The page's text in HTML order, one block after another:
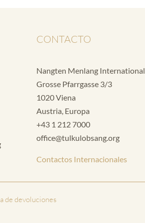
CONTACTO
Nangten Menlang International
Grosse Pfarrgasse 3/3
1020 Viena
Austria, Europa
+43 1 212 7000
office@tulkulobsang.org
Contactos Internacionales
de devoluciones